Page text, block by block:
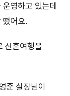
운영하고 있는데
떴어요.
신혼여행을
준 실장님이